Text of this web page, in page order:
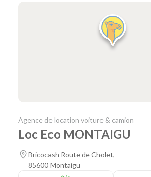
Agence de location voiture & camion
Loc Eco MONTAIGU
Bricocash Route de Cholet,
85600 Montaigu